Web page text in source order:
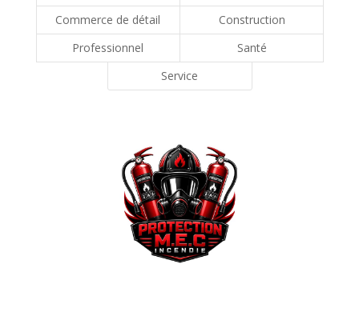
Commerce de détail
Construction
Professionnel
Santé
Service